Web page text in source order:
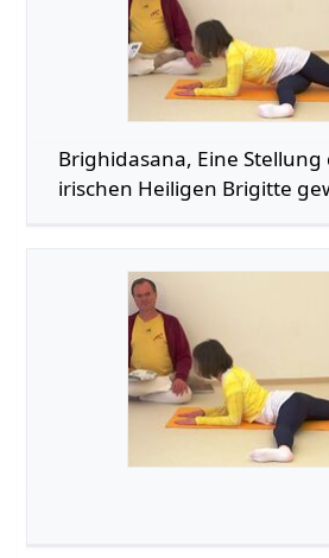
Brighidasana, Eine Stellung
irischen Heiligen Brigitte